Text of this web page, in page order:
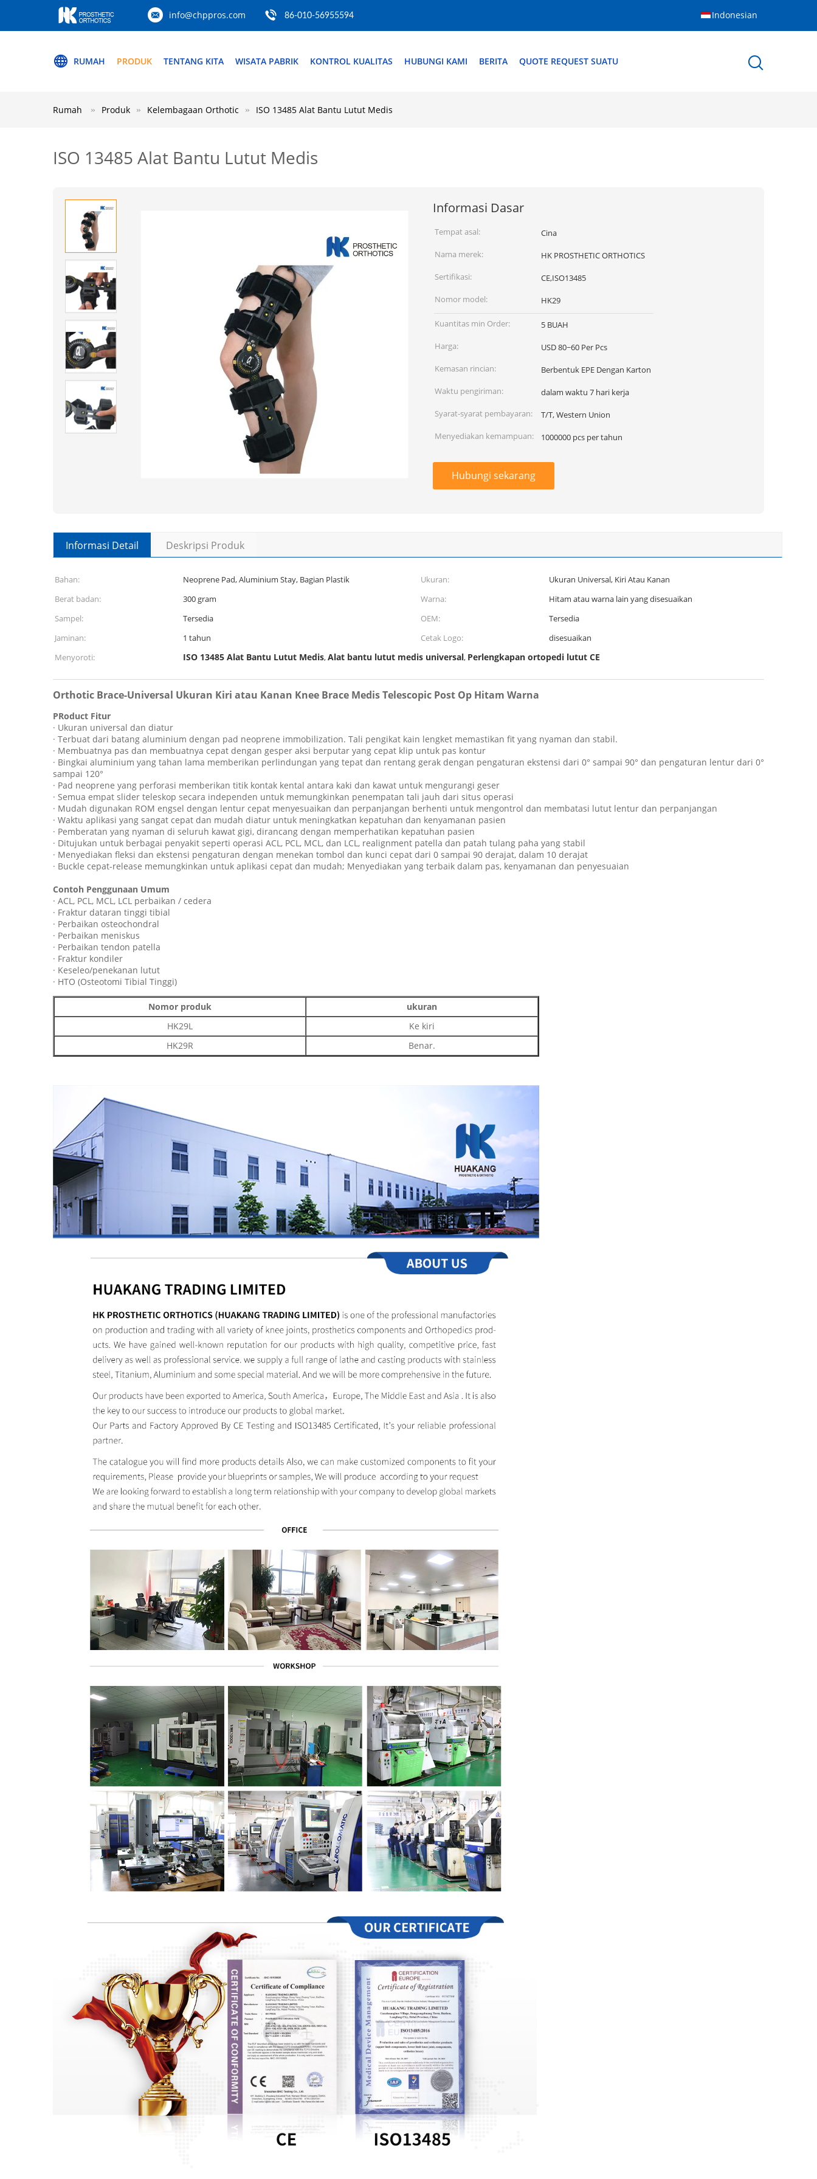
info@chppros.com 86-010-56955594 Indonesian
RUMAH PRODUK TENTANG KITA WISATA PABRIK KONTROL KUALITAS HUBUNGI KAMI BERITA QUOTE REQUEST SUATU
Rumah Produk Kelembagaan Orthotic ISO 13485 Alat Bantu Lutut Medis
ISO 13485 Alat Bantu Lutut Medis
Informasi Dasar
Tempat asal:
Cina
Nama merek:
HK PROSTHETIC ORTHOTICS
Sertifikasi:
CE,ISO13485
Nomor model:
HK29
Kuantitas min Order:
5 BUAH
Harga:
USD 80~60 Per Pcs
Kemasan rincian:
Berbentuk EPE Dengan Karton
Waktu pengiriman:
dalam waktu 7 hari kerja
Syarat-syarat pembayaran:
T/T, Western Union
Menyediakan kemampuan:
1000000 pcs per tahun
Hubungi sekarang
Informasi Detail Deskripsi Produk
Bahan: Neoprene Pad, Aluminium Stay, Bagian Plastik Ukuran:
Ukuran Universal, Kiri Atau Kanan
Berat badan:
300 gram Warna:
Hitam atau warna lain yang disesuaikan
Sampel:
Tersedia OEM:
Tersedia
Jaminan:
1 tahun Cetak Logo:
disesuaikan
Menyoroti:
ISO 13485 Alat Bantu Lutut Medis,Alat bantu lutut medis universal, Perlengkapan ortopedi lutut CE
Orthotic Brace-Universal Ukuran Kiri atau Kanan Knee Brace Medis Telescopic Post Op Hitam Warna
PRoduct Fitur
· Ukuran universal dan diatur
· Terbuat dari batang aluminium dengan pad neoprene immobilization. Tali pengikat kain lengket memastikan fit yang nyaman dan stabil.
· Membuatnya pas dan membuatnya cepat dengan gesper aksi berputar yang cepat klip untuk pas kontur
· Bingkai aluminium yang tahan lama memberikan perlindungan yang tepat dan rentang gerak dengan pengaturan ekstensi dari 0° sampai 90° dan pengaturan lentur dari 0°
sampai 120°
· Pad neoprene yang perforasi memberikan titik kontak kental antara kaki dan kawat untuk mengurangi geser
· Semua empat slider teleskop secara independen untuk memungkinkan penempatan tali jauh dari situs operasi
· Mudah digunakan ROM engsel dengan lentur cepat menyesuaikan dan perpanjangan berhenti untuk mengontrol dan membatasi lutut lentur dan perpanjangan
· Waktu aplikasi yang sangat cepat dan mudah diatur untuk meningkatkan kepatuhan dan kenyamanan pasien
· Pemberatan yang nyaman di seluruh kawat gigi, dirancang dengan memperhatikan kepatuhan pasien
· Ditujukan untuk berbagai penyakit seperti operasi ACL, PCL, MCL, dan LCL, realignment patella dan patah tulang paha yang stabil
· Menyediakan fleksi dan ekstensi pengaturan dengan menekan tombol dan kunci cepat dari 0 sampai 90 derajat, dalam 10 derajat
· Buckle cepat-release memungkinkan untuk aplikasi cepat dan mudah; Menyediakan yang terbaik dalam pas, kenyamanan dan penyesuaian
Contoh Penggunaan Umum
· ACL, PCL, MCL, LCL perbaikan / cedera
· Fraktur dataran tinggi tibial
· Perbaikan osteochondral
· Perbaikan meniskus
· Perbaikan tendon patella
· Fraktur kondiler
· Keseleo/penekanan lutut
· HTO (Osteotomi Tibial Tinggi)
Nomor produk
ukuran
HK29L
Ke kiri
HK29R
Benar.